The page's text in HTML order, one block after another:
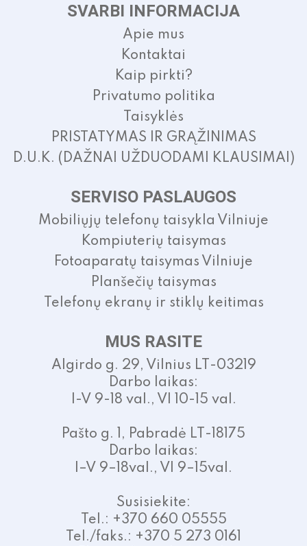
SVARBI INFORMACIJA
Apie mus
Kontaktai
Kaip pirkti?
Privatumo politika
Taisyklės
PRISTATYMAS IR GRĄŽINIMAS
D.U.K. (DAŽNAI UŽDUODAMI KLAUSIMAI)
SERVISO PASLAUGOS
Mobiliųjų telefonų taisykla Vilniuje
Kompiuterių taisymas
Fotoaparatų taisymas Vilniuje
Planšečių taisymas
Telefonų ekranų ir stiklų keitimas
MUS RASITE
Algirdo g. 29, Vilnius LT-03219
Darbo laikas:
I-V 9-18 val., VI 10-15 val.
Pašto g. 1, Pabradė LT-18175
Darbo laikas:
I–V 9–18val., VI 9–15val.
Susisiekite:
Tel.: +370 660 05555
Tel./faks.: +370 5 273 0161